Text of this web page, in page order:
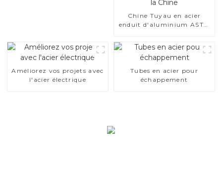
Chine Tuyau en acier
enduit d'aluminium ASTM
moteur automobile/tuyau
d'échappement fabricant
de la Chine
Améliorez vos projets avec
l'acier électrique
Tubes en acier pour
échappement